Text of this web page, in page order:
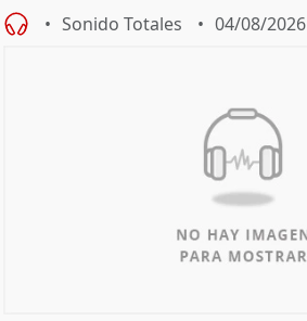
Sonido Totales 04/08/2026